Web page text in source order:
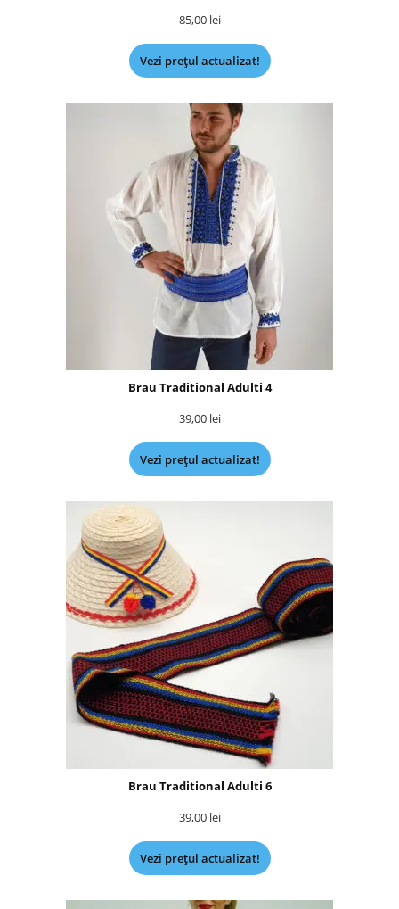
85,00 lei
Vezi prețul actualizat!
Brau Traditional Adulti 4
39,00 lei
Vezi prețul actualizat!
Brau Traditional Adulti 6
39,00 lei
Vezi prețul actualizat!